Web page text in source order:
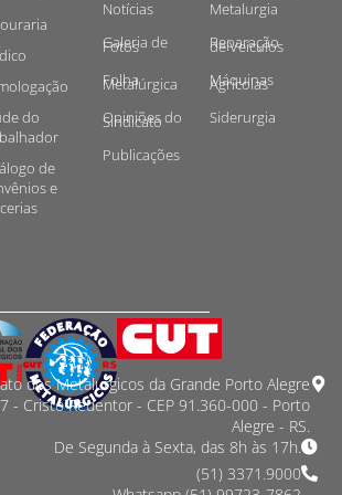
do
de
e
Notícias
Galeria de
Fotos
Folha
Metalúrgica
Opiniões do
Sindicato
Publicações
Metalurgia
Reparação
de Veículos
Máquinas
Agrícolas
Siderurgia
dos Metalurgicos da Grande Porto Alegre
- Cristo Redentor - CEP 91.360-000 - Porto
Alegre - RS.
De Segunda à Sexta, das 8h às 17h.
(51) 3371.9000